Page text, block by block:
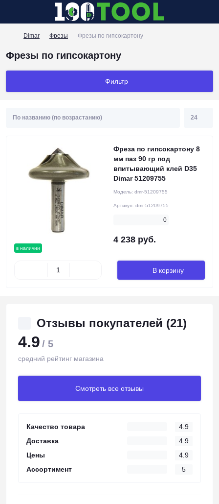
Dimar Фрезы Фрезы по гипсокартону
Фрезы по гипсокартону
Фильтр
в наличии
Фреза по гипсокартону 8
мм паз 90 гр под
впитывающий клей D35
Dimar 51209755
Модель: dmr-51209755
Артикул: dmr-51209755
0
4 238 руб.
В корзину
Отзывы покупателей (21)
4.9 / 5
средний рейтинг магазина
Смотреть все отзывы
Качество товара
4.9
Доставка
4.9
Цены
4.9
Ассортимент
5